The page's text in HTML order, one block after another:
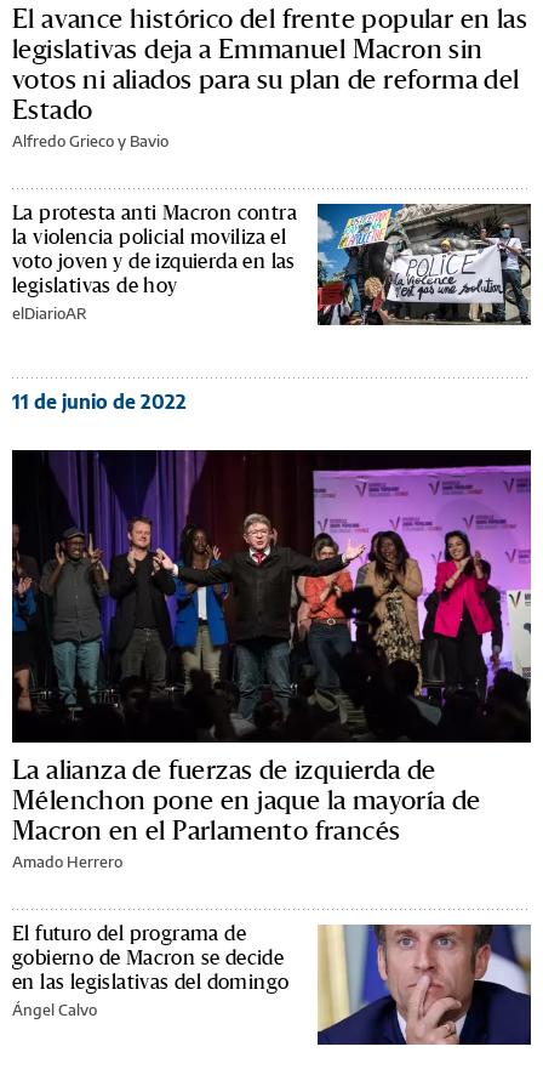
El avance histórico del frente popular en las
legislativas deja a Emmanuel Macron sin
votos ni aliados para su plan de reforma del
Estado
Alfredo Grieco y Bavio
La protesta anti Macron contra
la violencia policial moviliza el
voto joven y de izquierda en las
legislativas de hoy
elDiarioAR
11 de junio de 2022
La alianza de fuerzas de izquierda de
Mélenchon pone en jaque la mayoría de
Macron en el Parlamento francés
Amado Herrero
El futuro del programa de
gobierno de Macron se decide
en las legislativas del domingo
Ángel Calvo